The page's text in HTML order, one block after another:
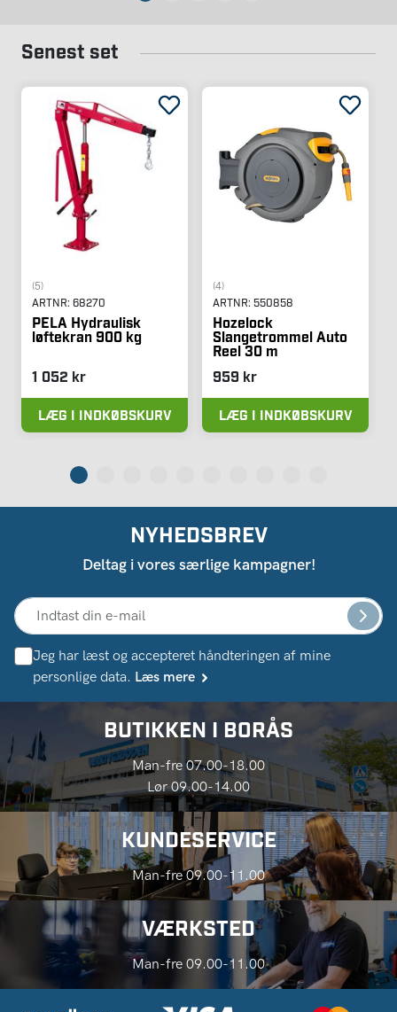
Senest set
(5)
ARTNR: 68270
PELA Hydraulisk
løftekran 900 kg
1 052 kr
LÆG I INDKØBSKURV
(4)
ARTNR: 550858
Hozelock
Slangetrommel Auto
Reel 30 m
959 kr
LÆG I INDKØBSKURV
NYHEDSBREV
Deltag i vores særlige kampagner!
Jeg har læst og accepteret håndteringen af ​​mine
personlige data. Læs mere
BUTIKKEN I BORÅS
Man-fre 07.00-18.00
Lør 09.00-14.00
KUNDESERVICE
Man-fre 09.00-11.00
VÆRKSTED
Man-fre 09.00-11.00